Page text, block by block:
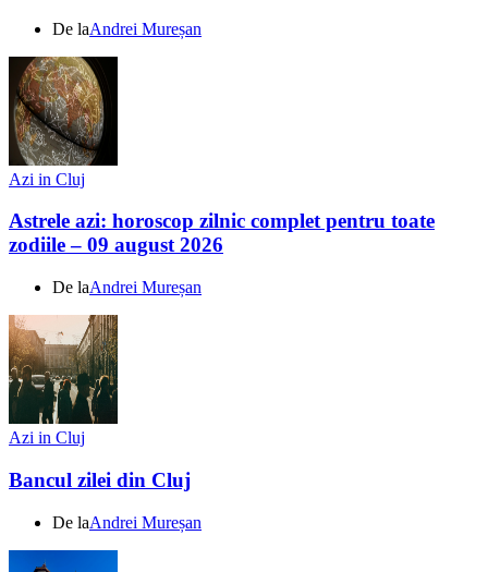
De laAndrei Mureșan
Azi in Cluj
Astrele azi: horoscop zilnic complet pentru toate
zodiile – 09 august 2026
De laAndrei Mureșan
Azi in Cluj
Bancul zilei din Cluj
De laAndrei Mureșan